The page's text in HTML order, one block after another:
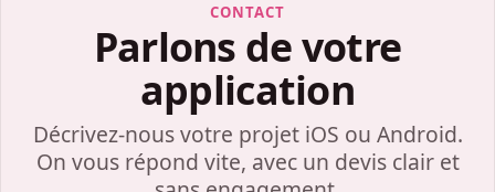
CONTACT
Parlons de votre
application
Décrivez-nous votre projet iOS ou Android.
On vous répond vite, avec un devis clair et